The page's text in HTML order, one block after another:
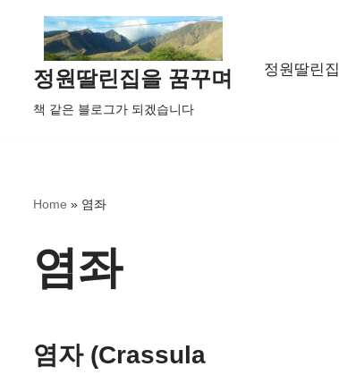
정원딸린집을 꿈꾸며
책 같은 블로그가 되겠습니다
정원딸린집
Home » 염좌
염좌
염자 (Crassula